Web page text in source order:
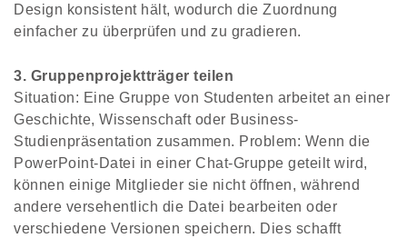
Design konsistent hält, wodurch die Zuordnung
einfacher zu überprüfen und zu gradieren.
3. Gruppenprojektträger teilen
Situation: Eine Gruppe von Studenten arbeitet an einer
Geschichte, Wissenschaft oder Business-
Studienpräsentation zusammen. Problem: Wenn die
PowerPoint-Datei in einer Chat-Gruppe geteilt wird,
können einige Mitglieder sie nicht öffnen, während
andere versehentlich die Datei bearbeiten oder
verschiedene Versionen speichern. Dies schafft